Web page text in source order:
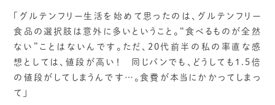
「グルテンフリー生活を始めて思ったのは、グルテンフリー
食品の選択肢は意外に多いということ。“食べるものが全然
ない”ことはないんです。ただ、20代前半の私の率直な感
想としては、値段が高い！ 同じパンでも、どうしても1.5倍
の値段がしてしまうんです…。食費が本当にかかってしまっ
て」